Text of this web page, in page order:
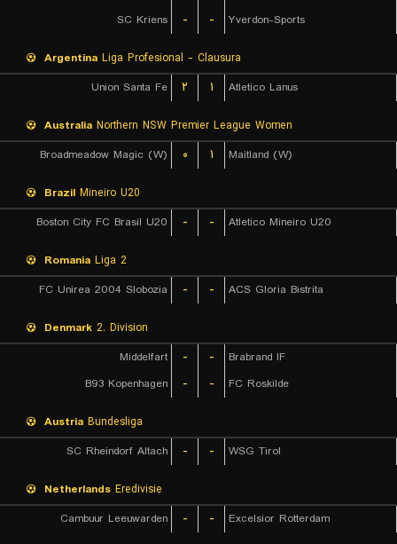
SC Kriens
- - Yverdon-Sports
Argentina Liga Profesional - Clausura
Union Santa Fe
۲ ۱ Atletico Lanus
Australia Northern NSW Premier League Women
Broadmeadow Magic (W)
۰ ۱ Maitland (W)
Brazil Mineiro U20
Boston City FC Brasil U20
- - Atletico Mineiro U20
Romania Liga 2
FC Unirea 2004 Slobozia
- - ACS Gloria Bistrita
Denmark 2. Division
Middelfart
- -
Brabrand IF
B93 Kopenhagen
- - FC Roskilde
Austria Bundesliga
SC Rheindorf Altach
- - WSG Tirol
Netherlands Eredivisie
Cambuur Leeuwarden
- - Excelsior Rotterdam